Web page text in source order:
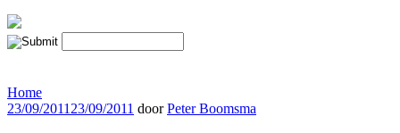
Home
Geplaatst
23/09/2011 23/09/2011 doorPeter Boomsma